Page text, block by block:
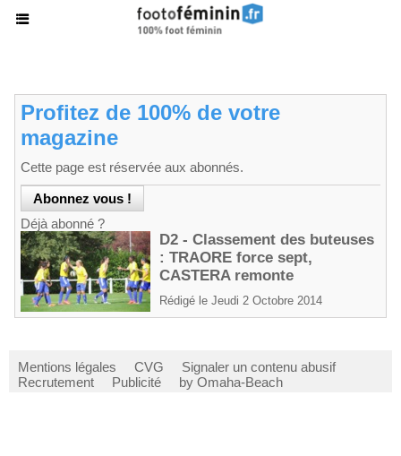
Profitez de 100% de votre
magazine
Cette page est réservée aux abonnés.
Déjà abonné ?
D2 - Classement des buteuses
: TRAORE force sept,
CASTERA remonte
Rédigé le Jeudi 2 Octobre 2014
Mentions légales CVG
Signaler un contenu abusif
Recrutement
Publicité by Omaha-Beach